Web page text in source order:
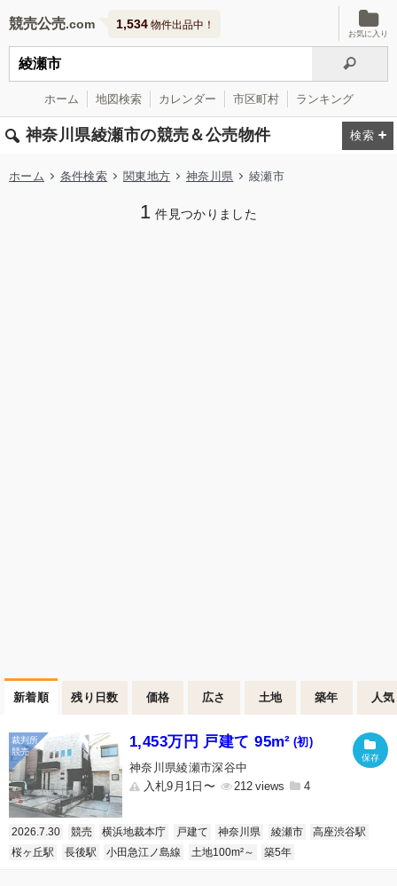
競売公売 1,534 物件出品中！
お気に入り
ホーム 地図検索 カレンダー 市区町村 ランキング
神奈川県綾瀬市の競売＆公売物件
ホーム 条件検索 関東地方 神奈川県 綾瀬市
1 件見つかりました
新着順 残り日数 価格 広さ 土地 築年 人気
1,453万円 戸建て 95m² (初)
神奈川県綾瀬市深谷中
入札9月1日〜
212 4
2026.7.30 競売 横浜地裁本庁 戸建て 神奈川県 綾瀬市
高座渋谷駅
桜ヶ丘駅
長後駅 小田急江ノ島線 土地100m²～ 築5年